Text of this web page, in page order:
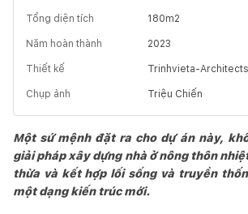
Tổng diện tích 180m2
Năm hoàn thành 2023
Thiết kế Trinhvieta-Architects
Chụp ảnh Triệu Chiến
Một sứ mệnh đặt ra cho dự án này,
giải pháp xây dựng nhà ở nông thôn
thừa và kết hợp lối sống và truyền
một dạng kiến trúc mới.